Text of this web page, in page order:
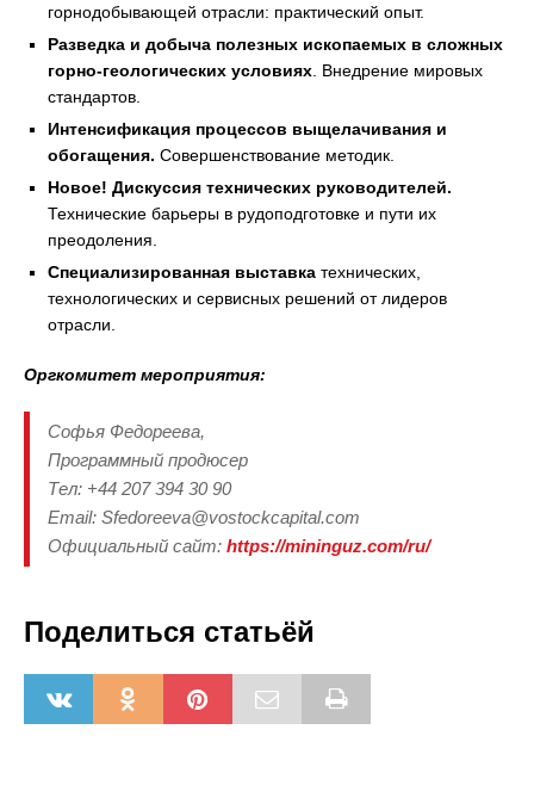
горнодобывающей отрасли: практический опыт.
Разведка и добыча полезных ископаемых в сложных
горно-геологических условиях. Внедрение мировых
стандартов.
Интенсификация процессов выщелачивания и
обогащения. Совершенствование методик.
Новое! Дискуссия технических руководителей.
Технические барьеры в рудоподготовке и пути их
преодоления.
Специализированная выставка технических,
технологических и сервисных решений от лидеров
отрасли.
Оргкомитет мероприятия:
Софья Федореева,
Программный продюсер
Тел: +44 207 394 30 90
Email: Sfedoreeva@vostockcapital.com
Официальный сайт: https://mininguz.com/ru/
Поделиться статьёй